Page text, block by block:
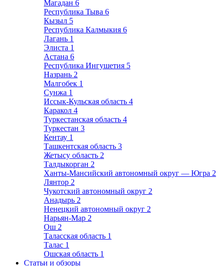
Магадан 6
Республика Тыва 6
Кызыл 5
Республика Калмыкия 6
Лагань 1
Элиста 1
Астана 6
Республика Ингушетия 5
Назрань 2
Малгобек 1
Сунжа 1
Иссык-Кульская область 4
Каракол 4
Туркестанская область 4
Туркестан 3
Кентау 1
Ташкентская область 3
Жетысу область 2
Талдыкорган 2
Ханты-Мансийский автономный округ — Югра 2
Лянтор 2
Чукотский автономный округ 2
Анадырь 2
Ненецкий автономный округ 2
Нарьян-Мар 2
Ош 2
Таласская область 1
Талас 1
Ошская область 1
Статьи и обзоры